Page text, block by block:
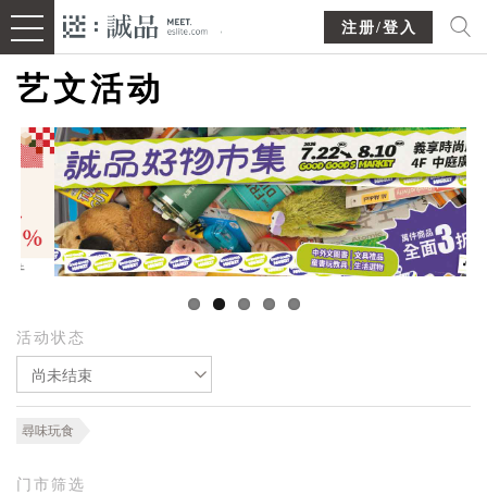
注册/登入
艺文活动
活动状态
尚未结束
尋味玩食
门市筛选